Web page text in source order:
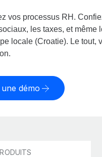
vos processus RH.
les taxes, et même
locale (Croatie). Le tout,
démo